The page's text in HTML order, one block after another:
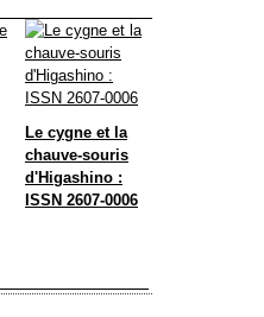
Le cygne et la
chauve-souris
d'Higashino :
ISSN 2607-0006